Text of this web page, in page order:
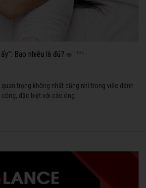
Bao nhiêu là đủ? 1196
trọng không nhất cũng nhì trong việc đánh
đặc biệt với các ông.